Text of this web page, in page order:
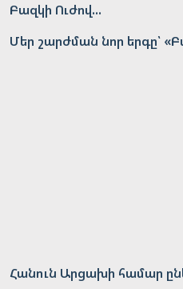
Բազկի Ուժով...
Մեր շարժման նոր երգը՝
Հանուն Արցախի համար